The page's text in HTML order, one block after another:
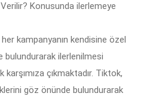
Konusunda ilerlemeye
kampanyanın kendisine özel
ilerlenilmesi
karşımıza çıkmaktadır. Tiktok,
göz önünde bulundurarak